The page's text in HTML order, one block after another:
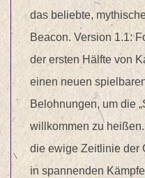
das beliebte,
Beacon. Version 1.1:
der ersten Hälfte von
einen neuen
Belohnungen, um die
willkommen zu
die ewige Zeitlinie der
in spannenden